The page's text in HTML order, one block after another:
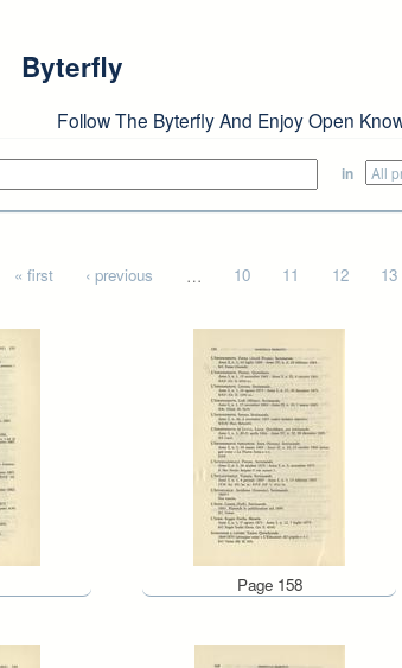
Byterfly
Follow The Byterfly And Enjoy Open
in
« first ‹ previous … 10 11 12 13
Page 158